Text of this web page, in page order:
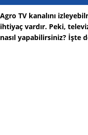
Agro TV kanalını
ihtiyaç vardır. Peki,
nasıl yapabilirsiniz? İşte